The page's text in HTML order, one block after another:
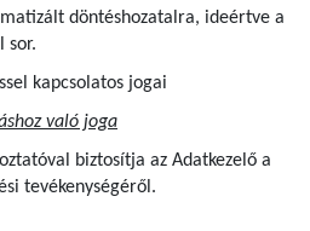
döntéshozatalra, ideértve a
sor.
kapcsolatos jogai
való joga
biztosítja az Adatkezelő a
tevékenységéről.